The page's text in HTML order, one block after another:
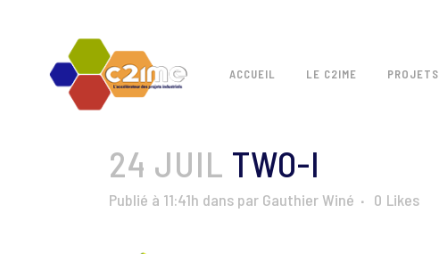
ACCUEIL LE C2IME
24 JUIL TWO-I
Publié à 11:41h dans par Gauthier Winé 0 Likes